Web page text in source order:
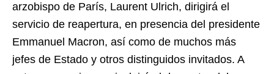
arzobispo de París, Laurent Ulrich, dirigirá el
servicio de reapertura, en presencia del presidente
Emmanuel Macron, así como de muchos más
jefes de Estado y otros distinguidos invitados. A